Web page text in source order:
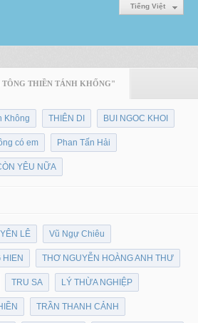
Tiếng Việt
THIỀN TÁNH KHỐNG"
Không THIÊN DI BUI NGOC KHOI
có em Phan Tấn Hải
YÊU NỮA
LÊ Vũ Ngự Chiêu
HIEN THƠ NGUYỄN HOÀNG ANH THƯ
TRU SA LÝ THỪA NGHIỆP
TRẦN THANH CẢNH